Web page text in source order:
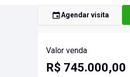
Agendar visita
Valor venda
R$ 745.000,00